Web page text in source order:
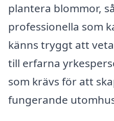
plantera blommor,
professionella som
känns tryggt att
till erfarna
som krävs för att
fungerande